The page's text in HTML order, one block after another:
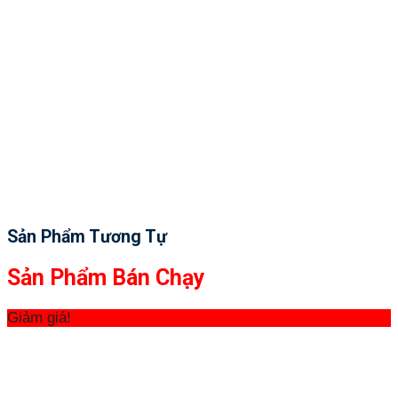
Sản Phẩm Tương Tự
Sản Phẩm Bán Chạy
Giảm giá!